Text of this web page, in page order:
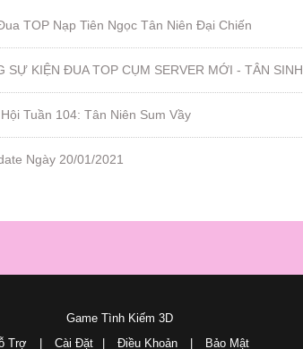
TOP Nạp Tiên Ngọc Tân Niên Đại Chiến
SỰ KIỆN ĐUA TOP CỤM SERVER MỚI - TÂN SINH
Tuần 104: Tân Niên Sum Vầy
Ngày 20/01/2021
Game Tình Kiếm 3D
Trợ
Cài Đặt Điều Khoản Bảo Mật